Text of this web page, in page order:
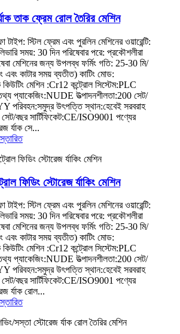
তাক ফ্রেম রোল তৈরির মেশিন
টাইপ: স্টিল ফ্রেম এবং পুরলিন মেশিনের ওয়ারেন্টি:
সময়: 30 দিন পরিষেবার পরে: প্রকৌশলীরা
মেশিনের জন্য উপলব্ধ ফর্মিং গতি: 25-30 মি/
এবং কাটার সময় ব্যতীত) কাটিং মোড:
কিউটিং মেশিন :Cr12 কন্ট্রোল সিস্টেম:PLC
প্যাকেজিং:NUDE উত্পাদনশীলতা:200 সেট/
পরিবহন:সমুদ্র উৎপত্তি স্থান:হেবেই সরবরাহ
বছর সার্টিফিকেট:CE/ISO9001 পণ্যের
র্যাক সে...
ফিডিং স্টোরেজ র্যাকিং মেশিন
টাইপ: স্টিল ফ্রেম এবং পুরলিন মেশিনের ওয়ারেন্টি:
সময়: 30 দিন পরিষেবার পরে: প্রকৌশলীরা
মেশিনের জন্য উপলব্ধ ফর্মিং গতি: 25-30 মি/
এবং কাটার সময় ব্যতীত) কাটিং মোড:
কিউটিং মেশিন :Cr12 কন্ট্রোল সিস্টেম:PLC
প্যাকেজিং:NUDE উত্পাদনশীলতা:200 সেট/
পরিবহন:সমুদ্র উৎপত্তি স্থান:হেবেই সরবরাহ
বছর সার্টিফিকেট:CE/ISO9001 পণ্যের
র্যাক রোল...